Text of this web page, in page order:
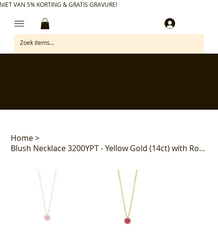
VAN 5% KORTING & GRATIS GRAVURE!
Home>
Blush Necklace 3200YPT - Yellow Gold (14ct) with Roze Toermalijn